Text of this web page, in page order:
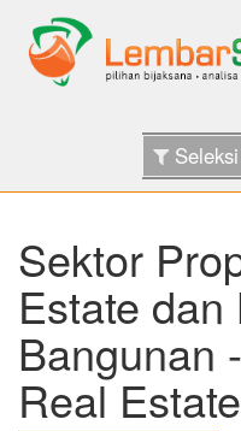
Seleksi
Sektor
Estate
Bangunan
Real Estate